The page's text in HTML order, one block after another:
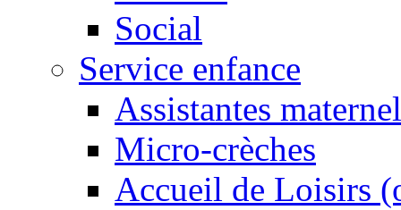
Social
Service enfance
Assistantes
Micro-crèches
Accueil de Loisirs